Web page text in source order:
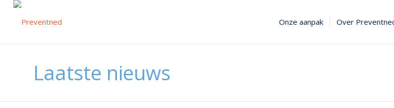
Onze aanpak Over
Laatste nieuws